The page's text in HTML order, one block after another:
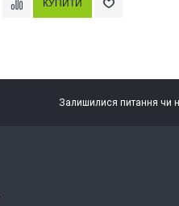
Залишилися питання чи